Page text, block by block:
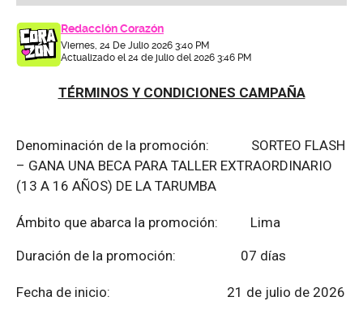
Redacción Corazón
Viernes, 24 De Julio 2026 3:40 PM
Actualizado el 24 de julio del 2026 3:46 PM
TÉRMINOS Y CONDICIONES CAMPAÑA
Denominación de la promoción: SORTEO FLASH
– GANA UNA BECA PARA TALLER EXTRAORDINARIO
(13 A 16 AÑOS) DE LA TARUMBA
Ámbito que abarca la promoción: Lima
Duración de la promoción: 07 días
Fecha de inicio: 21 de julio de 2026